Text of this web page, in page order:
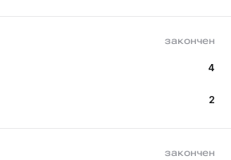
закончен
4
2
закончен